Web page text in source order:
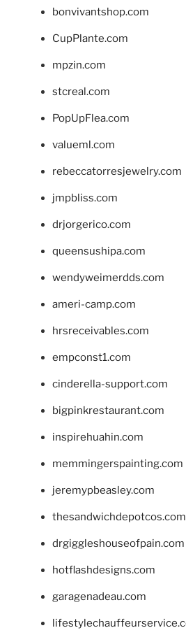
bonvivantshop.com
CupPlante.com
mpzin.com
stcreal.com
PopUpFlea.com
valueml.com
rebeccatorresjewelry.com
jmpbliss.com
drjorgerico.com
queensushipa.com
wendyweimerdds.com
ameri-camp.com
hrsreceivables.com
empconst1.com
cinderella-support.com
bigpinkrestaurant.com
inspirehuahin.com
memmingerspainting.com
jeremypbeasley.com
thesandwichdepotcos.com
drgiggleshouseofpain.com
hotflashdesigns.com
garagenadeau.com